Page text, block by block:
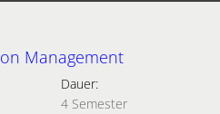
Management
Dauer:
4 Semester